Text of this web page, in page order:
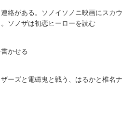
絡がある。ソノイソノニ映画にスカ
ソノザは初恋ヒーローを読む
かせる
ーズと電磁鬼と戦う、はるかと椎名